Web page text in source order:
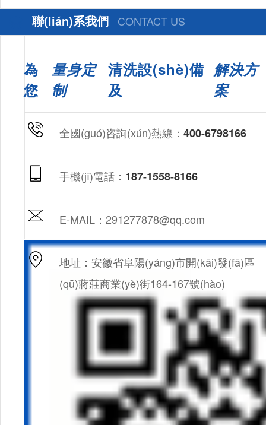
聯(lián)系我們 CONTACT US
為
您
量身定
制
清洗設(shè)備
及
解決方
案
全國(guó)咨詢(xún)熱線： 400-6798166
手機(jī)電話： 187-1558-8166
E-MAIL：291277878@qq.com
地址：安徽省阜陽(yáng)市開(kāi)發(fā)區
(qū)蔣莊商業(yè)街164-167號(hào)